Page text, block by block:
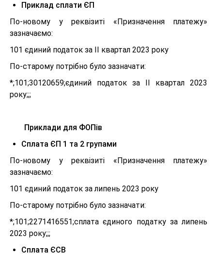
Приклад сплати ЄП
По-новому у реквізиті «Призначення платежу»
зазначаємо:
101 єдиний податок за ІІ квартал 2023 року
По-старому потрібно було зазначати:
*;101;30120659;єдиний податок за ІІ квартал 2023
року;;;
Приклади для ФОПів
Сплата ЄП 1 та 2 групами
По-новому у реквізиті «Призначення платежу»
зазначаємо:
101 єдиний податок за липень 2023 року
По-старому потрібно було зазначати:
*;101;2271416551;сплата єдиного податку за липень
2023 року;;;
Сплата ЄСВ